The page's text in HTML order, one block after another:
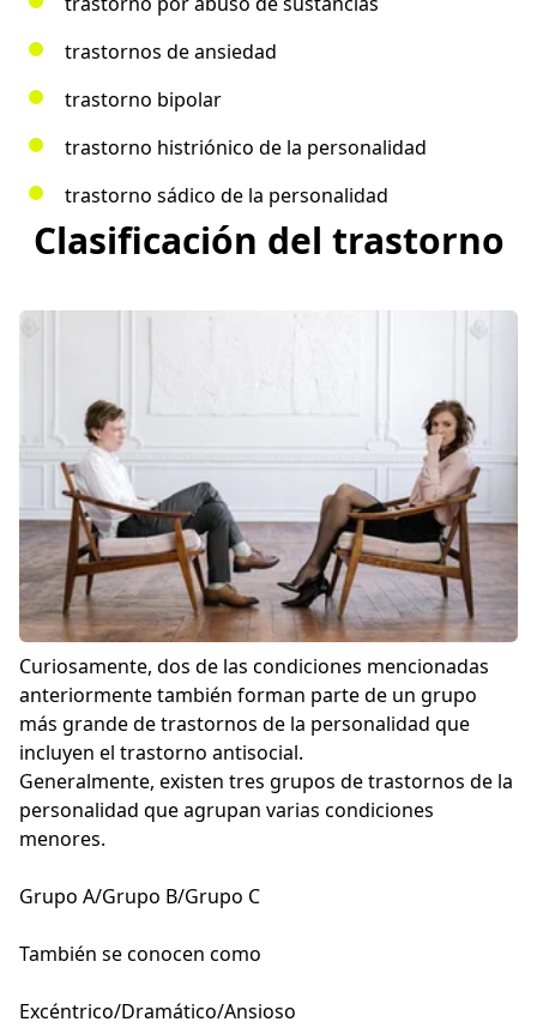
trastornos de ansiedad
trastorno bipolar
trastorno histriónico de la personalidad
trastorno sádico de la personalidad
Clasificación del trastorno
Curiosamente, dos de las condiciones mencionadas
anteriormente también forman parte de un grupo
más grande de trastornos de la personalidad que
incluyen el trastorno antisocial.
Generalmente, existen tres grupos de trastornos de la
personalidad que agrupan varias condiciones
menores.
Grupo A/Grupo B/Grupo C
También se conocen como
Excéntrico/Dramático/Ansioso